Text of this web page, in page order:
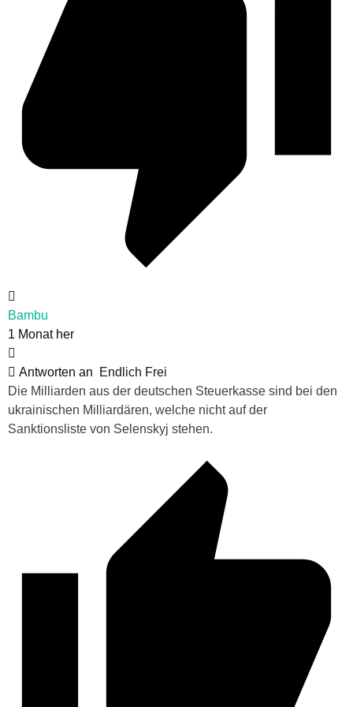
Bambu
1 Monat her
Antworten an
Endlich Frei
Die Milliarden aus der deutschen Steuerkasse sind bei den
ukrainischen Milliardären, welche nicht auf der
Sanktionsliste von Selenskyj stehen.